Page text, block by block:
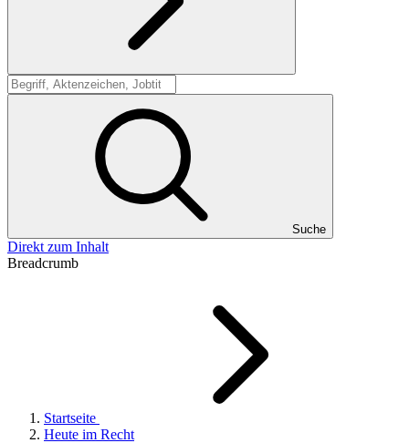
Suche
Suche
Direkt zum Inhalt
Breadcrumb
Startseite
Heute im Recht